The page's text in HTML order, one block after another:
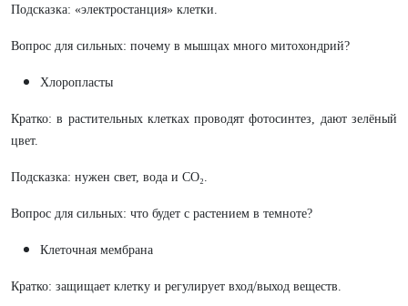
Подсказка: «электростанция» клетки.
Вопрос для сильных: почему в мышцах много митохондрий?
Хлоропласты
Кратко: в растительных клетках проводят фотосинтез, дают зелёный
цвет.
Подсказка: нужен свет, вода и CO₂.
Вопрос для сильных: что будет с растением в темноте?
Клеточная мембрана
Кратко: защищает клетку и регулирует вход/выход веществ.